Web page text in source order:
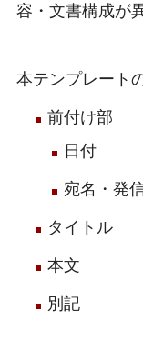
容・文書構成が
本テンプレート
前付け部
日付
宛名・発
タイトル
本文
別記